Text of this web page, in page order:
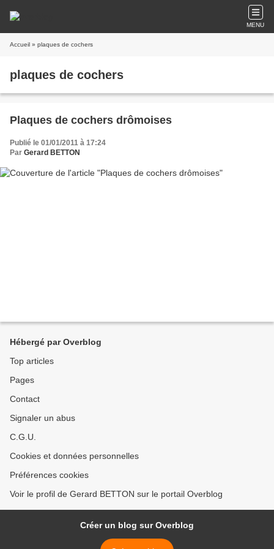
MENU
Accueil » plaques de cochers
plaques de cochers
Plaques de cochers drômoises
Publié le 01/01/2011 à 17:24
Par Gerard BETTON
Hébergé par Overblog
Top articles
Pages
Contact
Signaler un abus
C.G.U.
Cookies et données personnelles
Préférences cookies
Voir le profil de Gerard BETTON sur le portail Overblog
Créer un blog sur Overblog